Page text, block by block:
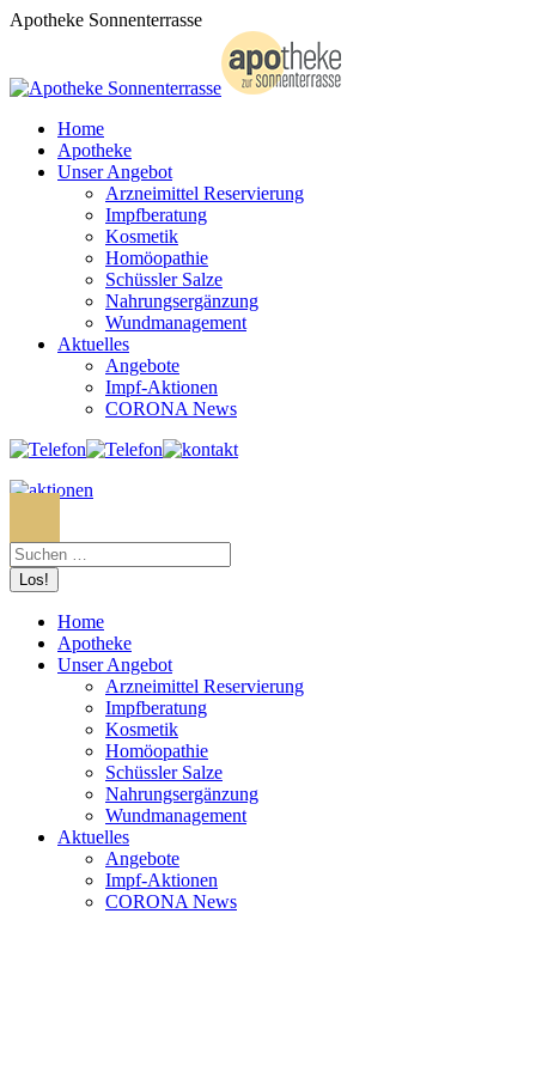
Zum
Apotheke Sonnenterrasse
Home
Apotheke
Unser Angebot
Arzneimittel Reservierung
Impfberatung
Kosmetik
Homöopathie
Schüssler Salze
Nahrungsergänzung
Wundmanagement
Aktuelles
Angebote
Impf-Aktionen
CORONA News
Home
Apotheke
Unser Angebot
Arzneimittel Reservierung
Impfberatung
Kosmetik
Homöopathie
Schüssler Salze
Nahrungsergänzung
Wundmanagement
Aktuelles
Angebote
Impf-Aktionen
CORONA News